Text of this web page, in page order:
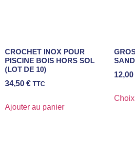
CROCHET INOX POUR
PISCINE BOIS HORS SOL
(LOT DE 10)
34,50 € TTC
Ajouter au panier
12,00